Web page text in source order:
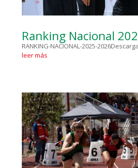
Ranking Nacional
RANKING-NACIONAL-2025-2026Descarga
leer más